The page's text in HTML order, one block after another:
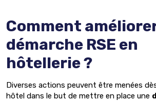
Comment
démarche RSE en
hôtellerie ?
Diverses actions peuvent être menées
hôtel dans le but de mettre en place une